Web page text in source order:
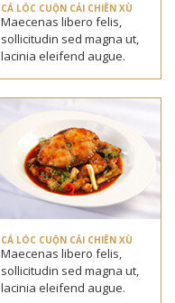
CÁ LÓC CUỘN CẢI CHIÊN XÙ
Maecenas libero felis,
sollicitudin sed magna ut,
lacinia eleifend augue.
CÁ LÓC CUỘN CẢI CHIÊN XÙ
Maecenas libero felis,
sollicitudin sed magna ut,
lacinia eleifend augue.